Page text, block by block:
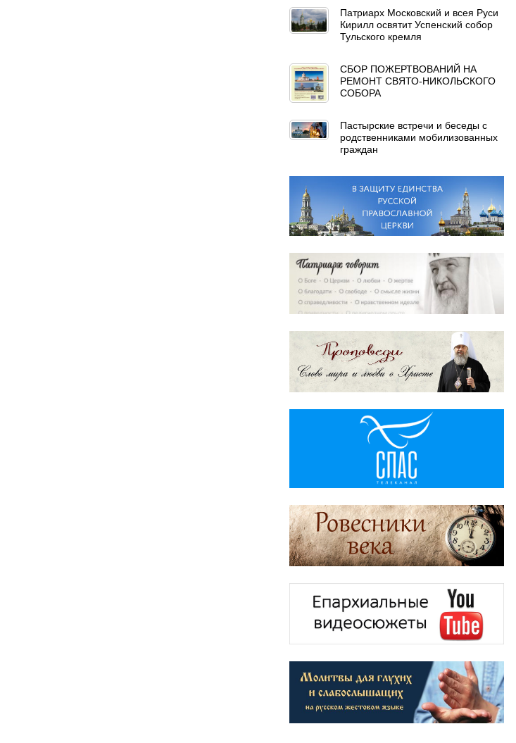
Патриарх Московский и всея Руси
Кирилл освятит Успенский собор
Тульского кремля
СБОР ПОЖЕРТВОВАНИЙ НА
РЕМОНТ СВЯТО-НИКОЛЬСКОГО
СОБОРА
Пастырские встречи и беседы с
родственниками мобилизованных
граждан